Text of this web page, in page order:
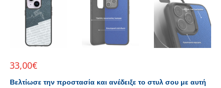
33,00€
Βελτίωσε την προστασία και ανέδειξε το στυλ σου με αυτή